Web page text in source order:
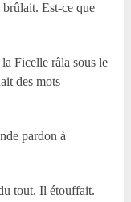
Est-ce que
Ficelle râla sous le
des mots
pardon à
tout. Il étouffait.